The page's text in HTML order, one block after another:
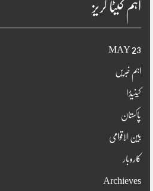
اہم کیٹا گریز
23 MAY
اہم خبریں
کینیڈا
پاکستان
بین الاقوامی
کاروبار
Archieves